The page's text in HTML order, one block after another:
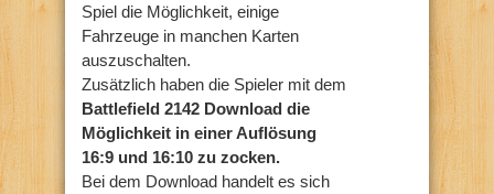
Spiel die Möglichkeit, einige
Fahrzeuge in manchen Karten
auszuschalten.
Zusätzlich haben die Spieler mit dem
Battlefield 2142 Download die
Möglichkeit in einer Auflösung
16:9 und 16:10 zu zocken.
Bei dem Download handelt es sich